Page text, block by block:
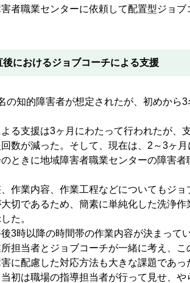
者職業センターに依頼して配置型ジョブ
後におけるジョブコーチによる支援
知的障害者が想定されたが、初めから
る支援は3ヶ月にわたって行われたが、
数が減った。そして、現在は、2～3ヶ
ときに地域障害者職業センターの障害
作業内容、作業工程などについてもジ
切であるため、簡素に単純化した洗浄
た。
3時以降の時間帯の作業内容が決まって
担当者とジョブコーチが一緒に考え、こ
に配慮した対応方法も大きな課題であ
初は職場の指導担当者が行って見せ、